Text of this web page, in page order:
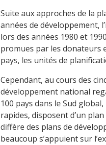
Suite aux approches de la
années de développement,
lors des années 1980 et
promues par les donateurs
pays, les unités de
Cependant, au cours des
développement national
100 pays dans le Sud
rapides, disposent d’un
diffère des plans de
beaucoup s’appuient sur